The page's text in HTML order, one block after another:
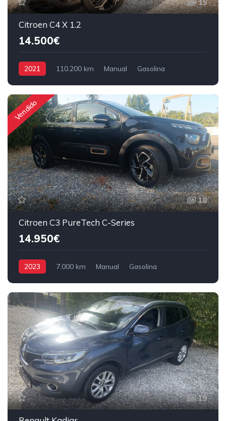
15
Citroen C4 X 1.2
14.500€
2021 110.200 km Manual
Gasolina
Vendido
18
Citroen C3 PureTech C-Series
14.950€
2023 7.000 km Manual
Gasolina
19